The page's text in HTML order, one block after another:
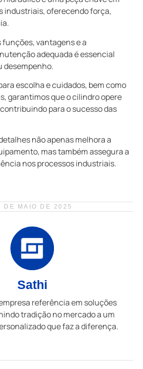
industriais, oferecendo força,
vantagens e a
adequada é essencial
desempenho.
escolha e cuidados, bem como
garantimos que o cilindro opere
para o sucesso das
não apenas melhora a
mas também assegura a
nos processos industriais.
DE MAIO DE 2025
Sathi
referência em soluções
tradição no mercado a um
que faz a diferença.